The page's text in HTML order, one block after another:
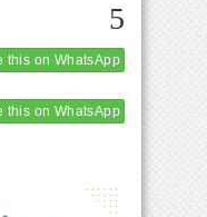
5
this on WhatsApp
this on WhatsApp